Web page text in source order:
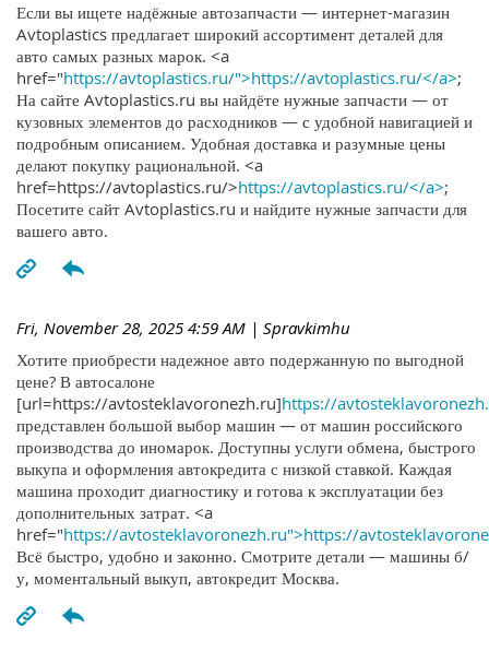
Если вы ищете надёжные автозапчасти — интернет-магазин
Avtoplastics предлагает широкий ассортимент деталей для
авто самых разных марок. <a
href="https://avtoplastics.ru/">https://avtoplastics.ru/</a>;
На сайте Avtoplastics.ru вы найдёте нужные запчасти — от
кузовных элементов до расходников — с удобной навигацией и
подробным описанием. Удобная доставка и разумные цены
делают покупку рациональной. <a
href=https://avtoplastics.ru/>https://avtoplastics.ru/</a>;
Посетите сайт Avtoplastics.ru и найдите нужные запчасти для
вашего авто.
Fri, November 28, 2025 4:59 AM | Spravkimhu
Хотите приобрести надежное авто подержанную по выгодной
цене? В автосалоне
[url=https://avtosteklavoronezh.ru]https://
представлен большой выбор машин — от машин российского
производства до иномарок. Доступны услуги обмена, быстрого
выкупа и оформления автокредита с низкой ставкой. Каждая
машина проходит диагностику и готова к эксплуатации без
дополнительных затрат. <a
href="https://avtosteklavoronezh.ru">https://
Всё быстро, удобно и законно. Смотрите детали — машины б/
у, моментальный выкуп, автокредит Москва.